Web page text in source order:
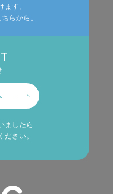
ます。
らから。
ましたら
ださい。